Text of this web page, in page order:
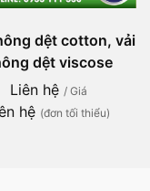
dệt cotton, vải
dệt viscose
Liên hệ / Giá
hệ (đơn tối thiểu)